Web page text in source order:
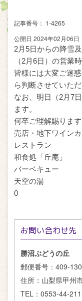
記事番号： 1-4265
公開日 2024年02月06日
2月 5日からの降雪
（2月6日）の営業
皆様には大変ご迷
ら判断させていただ
なお、明日（2月7
ます。
何卒ご理解賜りま
売店・地下ワ
レスト
和食処「
バーベキ
天空
0
お問い合わせ先
勝沼ぶどうの丘
郵便番号： 409-
住所： 山梨県甲州
TEL： 0553-44-